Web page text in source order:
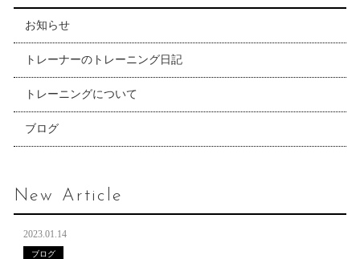
お知らせ
トレーナーのトレーニング日記
トレーニングについて
ブログ
New Article
2023.01.14
ブログ